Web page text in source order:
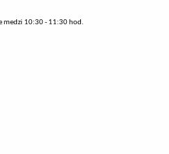
medzi 10:30 - 11:30 hod.